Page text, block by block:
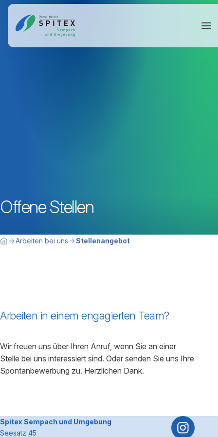
Offene Stellen
Breadcrumbnavigation
Sie befinden sich hier:
HomeArbeiten bei uns Stellenangebot
Arbeiten in einem engagierten Team?
Wir freuen uns über Ihren Anruf, wenn Sie an einer
Stelle bei uns interessiert sind. Oder senden Sie uns Ihre
Spontanbewerbung zu. Herzlichen Dank.
Footerbereich
~Kontaktinformationen
Spitex Sempach und Umgebung
Seesatz 45